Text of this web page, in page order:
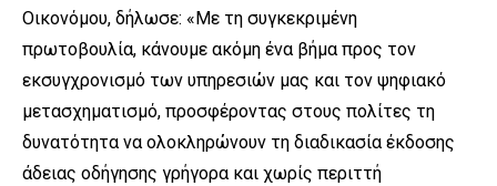
Οικονόμου, δήλωσε: «Με τη συγκεκριμένη
πρωτοβουλία, κάνουμε ακόμη ένα βήμα προς τον
εκσυγχρονισμό των υπηρεσιών μας και τον ψηφιακό
μετασχηματισμό, προσφέροντας στους πολίτες τη
δυνατότητα να ολοκληρώνουν τη διαδικασία έκδοσης
άδειας οδήγησης γρήγορα και χωρίς περιττή